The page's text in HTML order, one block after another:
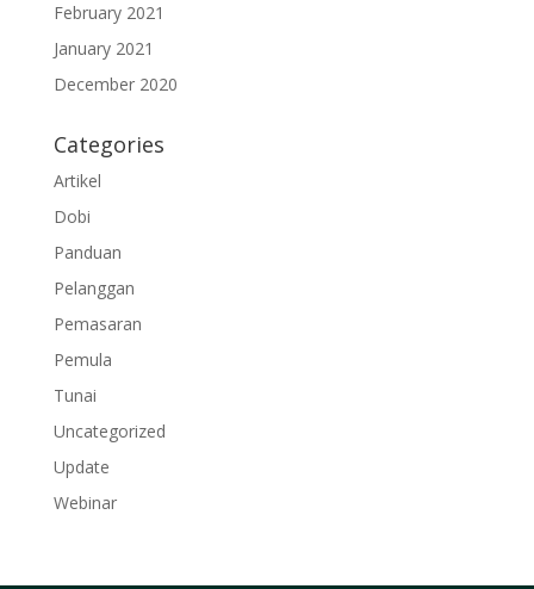
February 2021
January 2021
December 2020
Categories
Artikel
Dobi
Panduan
Pelanggan
Pemasaran
Pemula
Tunai
Uncategorized
Update
Webinar